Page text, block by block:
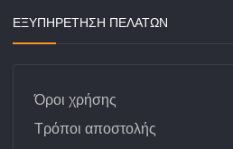
ΕΞΥΠΗΡΕΤΗΣΗ ΠΕΛΑΤΩΝ
Όροι χρήσης
Τρόποι αποστολής